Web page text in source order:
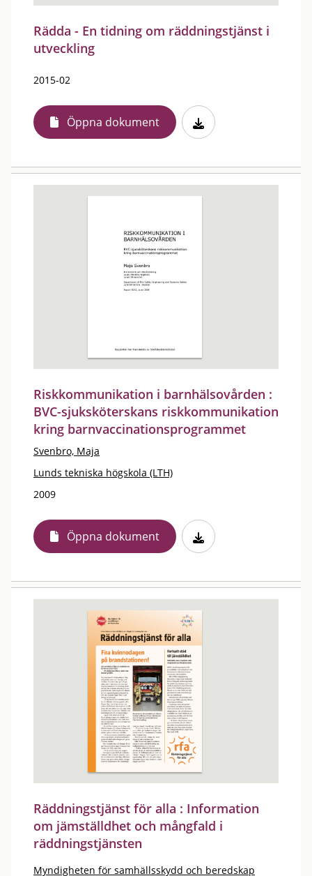
Rädda - En tidning om räddningstjänst i
utveckling
2015-02
Öppna dokument
Riskkommunikation i barnhälsovården :
BVC-sjuksköterskans riskkommunikation
kring barnvaccinationsprogrammet
Svenbro, Maja
Lunds tekniska högskola (LTH)
2009
Öppna dokument
Räddningstjänst för alla : Information
om jämställdhet och mångfald i
räddningstjänsten
Myndigheten för samhällsskydd och beredskap